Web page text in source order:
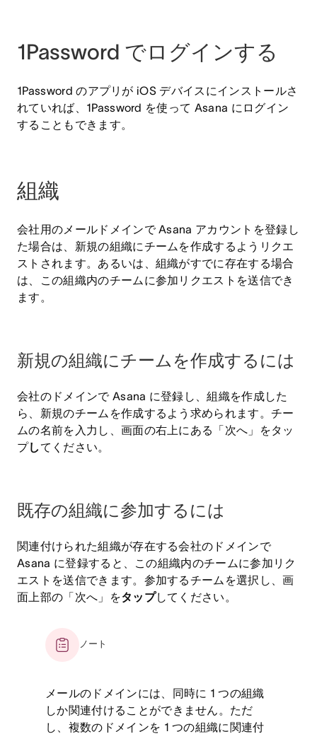
1Password でログインする
1Password のアプリが iOS デバイスにインストールさ
れていれば、1Password を使って Asana にログイン
することもできます。
組織
会社用のメールドメインで Asana アカウントを登録し
た場合は、新規の組織にチームを作成するようリクエ
ストされます。あるいは、組織がすでに存在する場合
は、この組織内のチームに参加リクエストを送信でき
ます。
新規の組織にチームを作成するには
会社のドメインで Asana に登録し、組織を作成した
ら、新規のチームを作成するよう求められます。チー
ムの名前を入力し、画面の右上にある「次へ」をタッ
プしてください。
既存の組織に参加するには
関連付けられた組織が存在する会社のドメインで
Asana に登録すると、この組織内のチームに参加リク
エストを送信できます。参加するチームを選択し、画
面上部の「次へ」をタップしてください。
ノート
メールのドメインには、同時に 1 つの組織
しか関連付けることができません。ただ
し、複数のドメインを 1 つの組織に関連付